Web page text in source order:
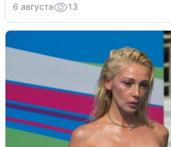
6 августа 13